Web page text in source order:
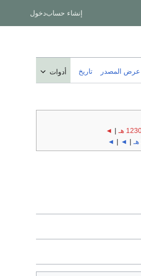
إنشاء حسابدخول
عرض المصدر تاريخ أدوات
|
◄
|
◄
|
◄